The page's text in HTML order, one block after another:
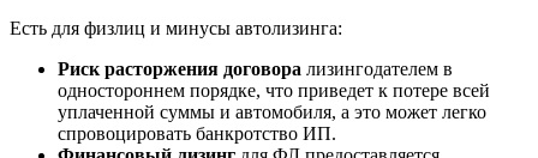
Есть для физлиц и минусы автолизинга:
Риск расторжения договора лизингодателем в
одностороннем порядке, что приведет к потере всей
уплаченной суммы и автомобиля, а это может легко
спровоцировать банкротство ИП.